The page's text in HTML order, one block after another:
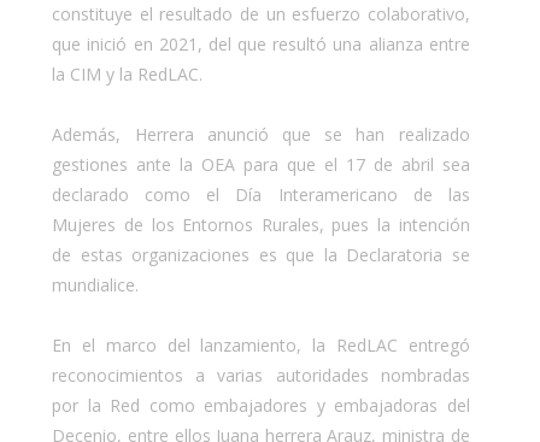
constituye el resultado de un esfuerzo colaborativo,
que inició en 2021, del que resultó una alianza entre
la CIM y la RedLAC.
Además, Herrera anunció que se han realizado
gestiones ante la OEA para que el 17 de abril sea
declarado como el Día Interamericano de las
Mujeres de los Entornos Rurales, pues la intención
de estas organizaciones es que la Declaratoria se
mundialice.
En el marco del lanzamiento, la RedLAC entregó
reconocimientos a varias autoridades nombradas
por la Red como embajadores y embajadoras del
Decenio, entre ellos Juana herrera Arauz, ministra de